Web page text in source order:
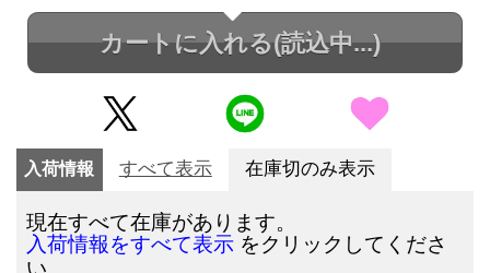
カートに入れる(読込中...)
入荷情報 すべて表示 在庫切のみ表示
現在すべて在庫があります。
入荷情報をすべて表示 をクリックしてくださ
い。